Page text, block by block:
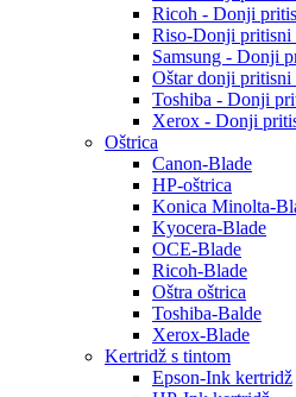
Ricoh - Donji
Riso-Donji pritisni
Samsung - Donji
Oštar donji pritisni
Toshiba - Donji
Xerox - Donji
Oštrica
Canon-Blade
HP-oštrica
Konica Minolta-
Kyocera-Blade
OCE-Blade
Ricoh-Blade
Oštra oštrica
Toshiba-Balde
Xerox-Blade
Kertridž s tintom
Epson-Ink kertridž